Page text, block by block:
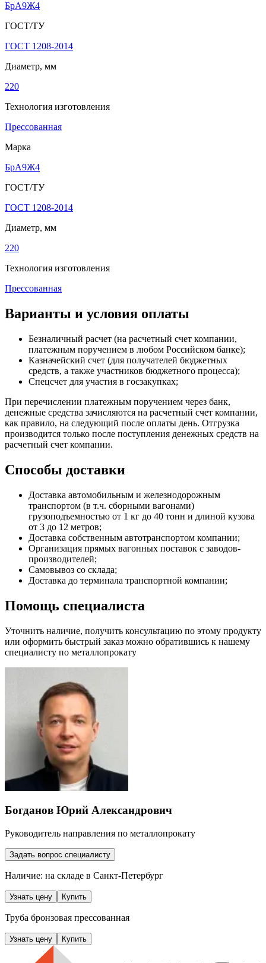
БрА9Ж4
ГОСТ/ТУ
ГОСТ 1208-2014
Диаметр, мм
220
Технология изготовления
Прессованная
Марка
БрА9Ж4
ГОСТ/ТУ
ГОСТ 1208-2014
Диаметр, мм
220
Технология изготовления
Прессованная
Варианты и условия оплаты
Безналичный расчет (на расчетный счет компании,
платежным поручением в любом Российском банке);
Казначейский счет (для получателей бюджетных
средств, а также участников бюджетного процесса);
Спецсчет для участия в госзакупках;
При перечислении платежным поручением через банк,
денежные средства зачисляются на расчетный счет компании,
как правило, на следующий после оплаты день. Отгрузка
производится только после поступления денежных средств на
расчетный счет компании.
Способы доставки
Доставка автомобильным и железнодорожным
транспортом (в т.ч. сборными вагонами)
грузоподъемностью от 1 кг до 40 тонн и длиной кузова
от 3 до 12 метров;
Доставка собственным автотранспортом компании;
Организация прямых вагонных поставок с заводов-
производителей;
Самовывоз со склада;
Доставка до терминала транспортной компании;
Помощь специалиста
Уточнить наличие, получить консультацию по этому продукту
или оформить быстрый заказ можно обратившись к нашему
специалисту по металлопрокату
Богданов Юрий Александрович
Руководитель направления по металлопрокату
Задать вопрос специалисту
Наличие: на складе в Санкт-Петербург
Узнать цену Купить
Труба бронзовая прессованная
Узнать цену Купить